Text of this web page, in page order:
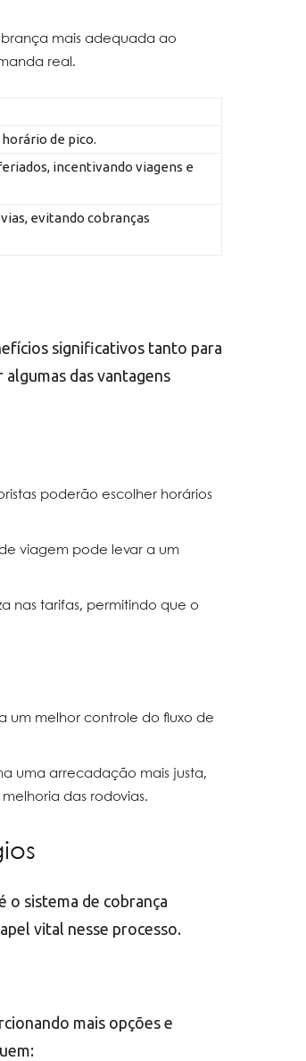
mais adequada ao
real.
de pico.
incentivando viagens e
evitando cobranças
significativos tanto para
das vantagens
poderão escolher horários
viagem pode levar a um
nas tarifas, permitindo que o
um melhor controle do fluxo de
uma arrecadação mais justa,
das rodovias.
o sistema de cobrança
vital nesse processo.
mais opções e